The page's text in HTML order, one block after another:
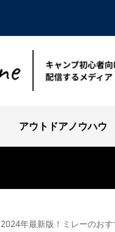
アウトドアノウハウ
2024年最新版！ミレーのお